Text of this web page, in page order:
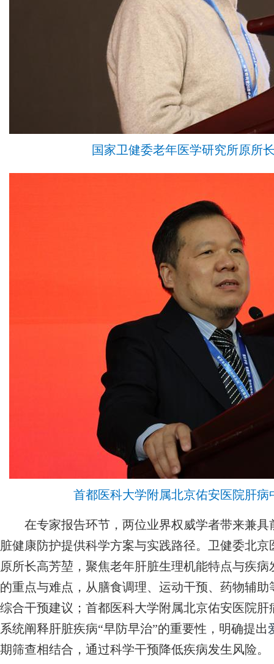
国家卫健委老年医学研究所原所
首都医科大学附属北京佑安医院肝
在专家报告环节，两位业界权威学者带来兼具
脏健康防护提供科学方案与实践路径。卫健委北
原所长高芳堃，聚焦老年肝脏生理机能特点与疾
的重点与难点，从膳食调理、运动干预、药物辅
综合干预建议；首都医科大学附属北京佑安医院
系统阐释肝脏疾病“早防早治”的重要性，明确提出
期筛查相结合，通过科学干预降低疾病发生风险。